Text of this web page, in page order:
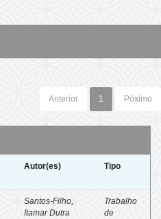
Anterior 1 Póximo
Autor(es) Tipo
Santos-Filho,
Itamar Dutra
Trabalho
de